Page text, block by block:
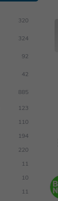
320
324
92
42
885
123
110
194
220
11
10
11